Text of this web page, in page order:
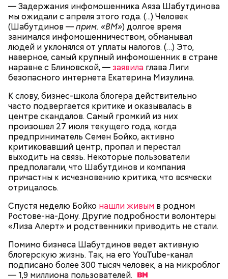
— Задержания инфомошенника Аяза Шабутдинова
мы ожидали с апреля этого года. (...) Человек
(Шабутдинов —прим. «ВМ») долгое время
занимался инфомошенничеством, обманывал
людей и уклонялся от уплаты налогов. (…) Это,
наверное, самый крупный инфомошенник в стране
наравне с Блиновской, —заявила глава Лиги
безопасного интернета Екатерина Мизулина.
К слову, бизнес-школа блогера действительно
часто подвергается критике и оказывалась в
центре скандалов. Самый громкий из них
произошел 27 июля текущего года, когда
предприниматель Семен Бойко, активно
критиковавший центр, пропал и перестал
выходить на связь. Некоторые пользователи
предполагали, что Шабутдинов и компания
причастны к исчезновению критика, что всячески
отрицалось.
Спустя неделю Бойко нашли живым в родном
Ростове-на-Дону. Другие подробности волонтеры
«Лиза Алерт» и родственники приводить не стали.
Помимо бизнеса Шабутдинов ведет активную
блогерскую жизнь. Так, на его YouTube-канал
подписано более 300 тысяч человек, а на микроблог
— 1,9 миллиона пользователей.
К 2023 году число несовершеннолетних детей,
воспитываемых в семье подозреваемой, достигло
15, самый младший из которых появился на свет в
2019 году. В частности, трое малышей родились в
женщина рассказала в социальных сетях про
ребенка, которого она забрала из подмосковного
детского дома.
Оценила малыша в тысячу
долларов: как мать попыталась
продать младенца в Москве
Анонимный источник «Вечерней Москвы»
подчеркнул, что у Логиновой было несколько
квартир, а также у нее была возможность
Шестеро жительниц Кабардино-
Балкарии продавали
рабство в Бахрейн
Трамп, Путин и Жириновский: о
чем говорится в новых файлах по
делу Эпштейна
— Сначала нам предложили поджигать релейные
шкафы. Позже нам предложили заказное убийство
Маргариты Симоньян и Ксении Собчак, — сообщил
он.
СБУ предложила вознаграждение в размере 1,5
миллиона рублей за каждое убийство.